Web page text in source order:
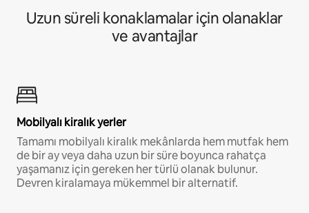
Uzun süreli konaklamalar için olanaklar
ve avantajlar
Mobilyalı kiralık yerler
Tamamı mobilyalı kiralık mekânlarda hem mutfak hem
de bir ay veya daha uzun bir süre boyunca rahatça
yaşamanız için gereken her türlü olanak bulunur.
Devren kiralamaya mükemmel bir alternatif.